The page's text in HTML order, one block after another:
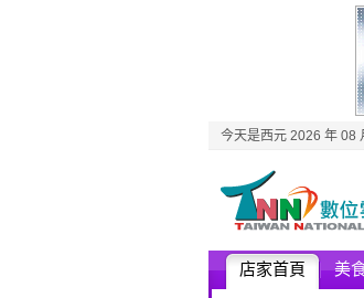
今天是西元 2026 年 08
店家首頁 美